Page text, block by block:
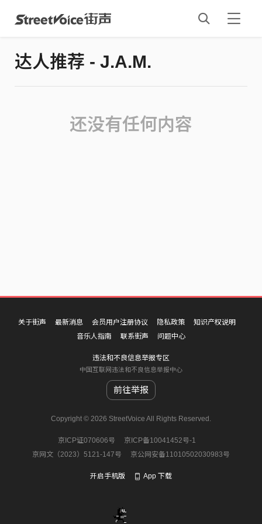
达人推荐 - J.A.M.
还没有任何内容
关于街声 最新消息 会员用户注册协议 隐私政策
知识产权说明
音乐人指南
联系街声 问题中心
违法和不良信息举报专区
中国互联网违法和不良信息举报中心
前往举报
Copyright © 2026 StreetVoice All Rights Reserved.
京ICP证070606号
京ICP备10041452号-1
京网文（2023）5121-147号
京公网安备11010502030983号
开启手机版 App 下载